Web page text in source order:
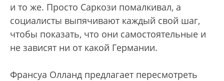
и то же. Просто Саркози помалкивал, а
социалисты выпячивают каждый свой шаг,
чтобы показать, что они самостоятельные и
не зависят ни от какой Германии.
Франсуа Олланд предлагает пересмотреть